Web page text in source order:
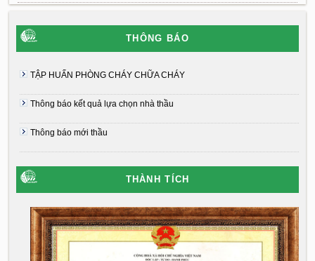
THÔNG BÁO
TẬP HUẤN PHÒNG CHÁY CHỮA CHÁY
Thông báo kết quả lựa chọn nhà thầu
Thông báo mới thầu
THÀNH TÍCH